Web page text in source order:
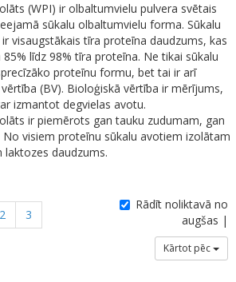
(WPI) ir olbaltumvielu pulvera svētais
sūkalu olbaltumvielu forma. Sūkalu
visaugstākais tīra proteīna daudzums, kas
līdz 98% tīra proteīna. Ne tikai sūkalu
proteīnu formu, bet tai ir arī
(BV). Bioloģiskā vērtība ir mērījums,
izmantot degvielas avotu.
ir piemērots gan tauku zudumam, gan
visiem proteīnu sūkalu avotiem izolātam
laktozes daudzums.
2
3
Rādīt noliktavā no
augšas |
Kārtot pēc